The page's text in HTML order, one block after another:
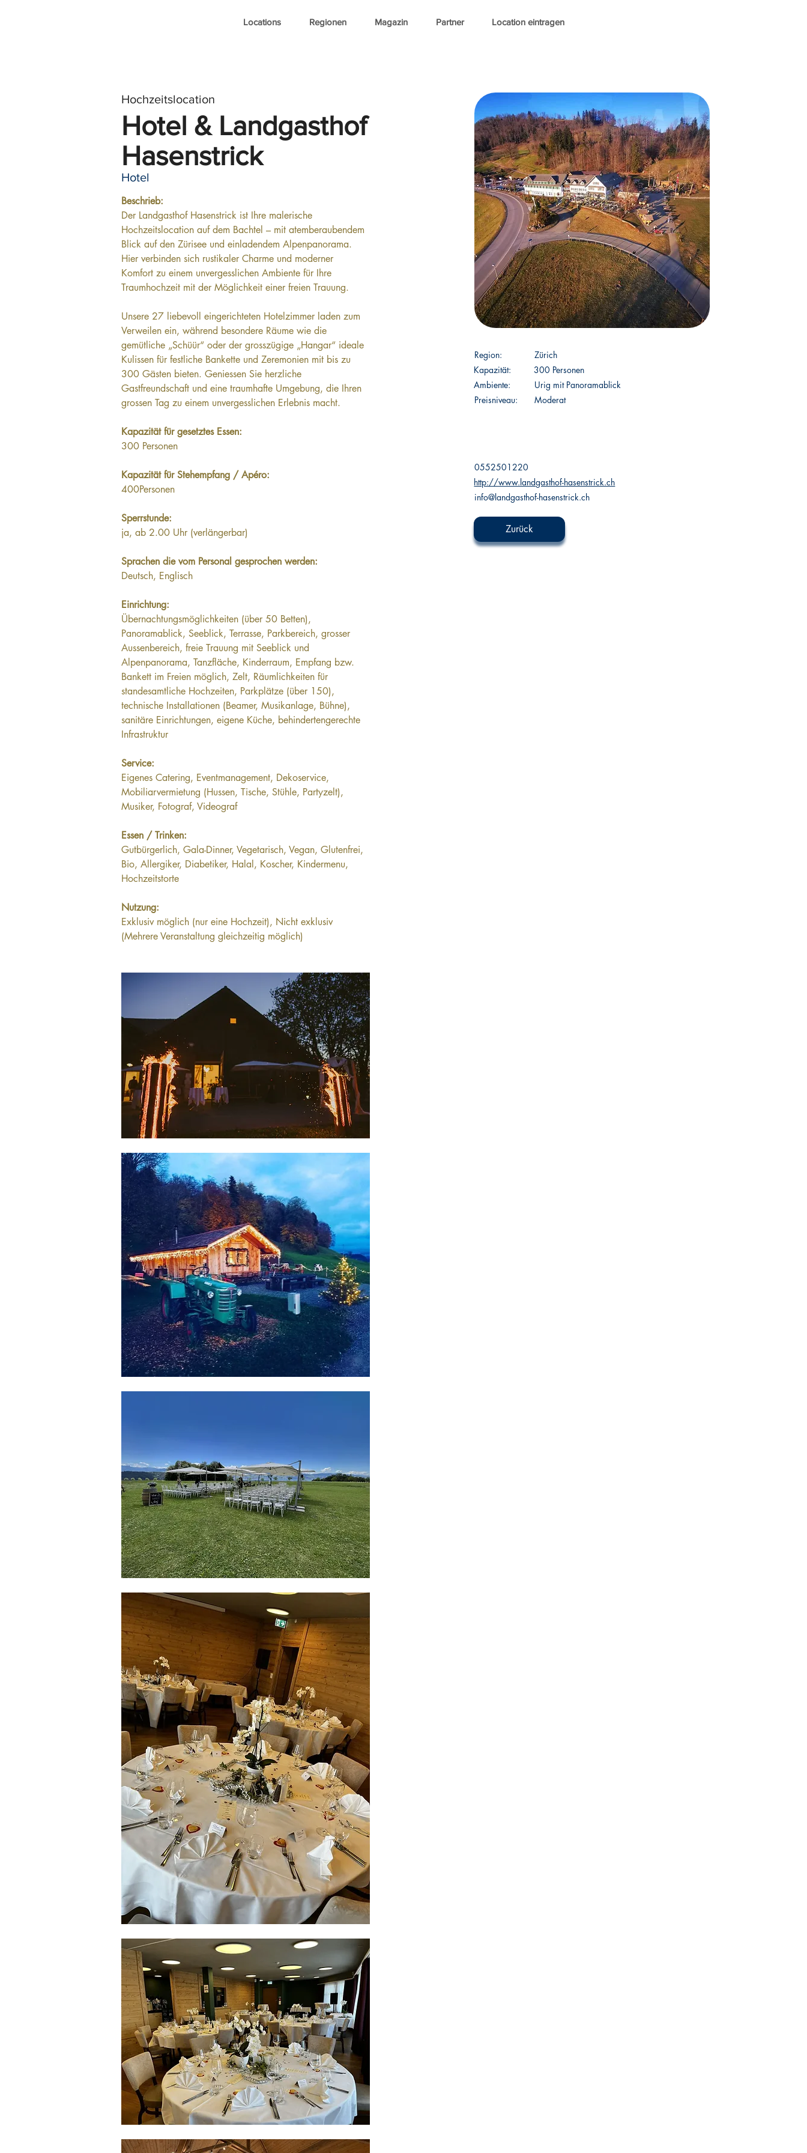
Locations Regionen Magazin Partner Location eintragen
Hochzeitslocation
Hotel & Landgasthof
Hasenstrick
Hotel
Beschrieb:
Der Landgasthof Hasenstrick ist Ihre malerische
Hochzeitslocation auf dem Bachtel – mit atemberaubendem
Blick auf den Zürisee und einladendem Alpenpanorama.
Hier verbinden sich rustikaler Charme und moderner
Komfort zu einem unvergesslichen Ambiente für Ihre
Traumhochzeit mit der Möglichkeit einer freien Trauung.
Unsere 27 liebevoll eingerichteten Hotelzimmer laden zum
Verweilen ein, während besondere Räume wie die
gemütliche „Schüür“ oder der grosszügige „Hangar“ ideale
Kulissen für festliche Bankette und Zeremonien mit bis zu
300 Gästen bieten. Geniessen Sie herzliche
Gastfreundschaft und eine traumhafte Umgebung, die Ihren
grossen Tag zu einem unvergesslichen Erlebnis macht.
Kapazität für gesetztes Essen:
300 Personen
Kapazität für Stehempfang / Apéro:
400Personen
Sperrstunde:
ja, ab 2.00 Uhr (verlängerbar)
Sprachen die vom Personal gesprochen werden:
Deutsch, Englisch
Einrichtung:
Übernachtungsmöglichkeiten (über 50 Betten),
Panoramablick, Seeblick, Terrasse, Parkbereich, grosser
Aussenbereich, freie Trauung mit Seeblick und
Alpenpanorama, Tanzfläche, Kinderraum, Empfang bzw.
Bankett im Freien möglich, Zelt, Räumlichkeiten für
standesamtliche Hochzeiten, Parkplätze (über 150),
technische Installationen (Beamer, Musikanlage, Bühne),
sanitäre Einrichtungen, eigene Küche, behindertengerechte
Infrastruktur
Service:
Eigenes Catering, Eventmanagement, Dekoservice,
Mobiliarvermietung (Hussen, Tische, Stühle, Partyzelt),
Musiker, Fotograf, Videograf
Essen / Trinken:
Gutbürgerlich, Gala-Dinner, Vegetarisch, Vegan, Glutenfrei,
Bio, Allergiker, Diabetiker, Halal, Koscher, Kindermenu,
Hochzeitstorte
Nutzung:
Exklusiv möglich (nur eine Hochzeit), Nicht exklusiv
(Mehrere Veranstaltung gleichzeitig möglich)
Region:
Zürich
Kapazität:
300 Personen
Ambiente:
Preisniveau:
Urig mit Panoramablick
Moderat
0552501220
http://www.landgasthof-hasenstrick.ch
info@landgasthof-hasenstrick.ch
Zurück